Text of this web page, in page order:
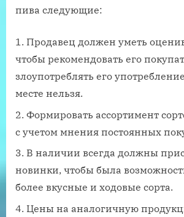
пива следующие:
Продавец должен уметь
чтобы рекомендовать его
злоупотреблять его
месте нельзя.
Формировать ассортимент
с учетом мнения постоянных
В наличии всегда должны
новинки, чтобы была
более вкусные и ходовые сорта.
Цены на аналогичную